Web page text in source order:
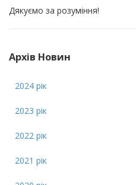
Дякуємо за розуміння!
Архів Новин
2024 рік
2023 рік
2022 рік
2021 рік